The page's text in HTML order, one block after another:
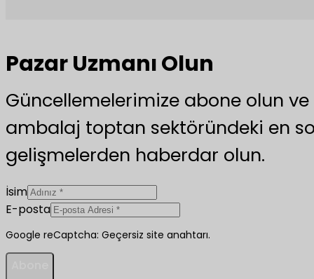
Pazar Uzmanı Olun
Güncellemelerimize abone olun
ambalaj toptan sektöründeki en
gelişmelerden haberdar olun.
İsim
E-posta
Google reCaptcha: Geçersiz site anahtarı.